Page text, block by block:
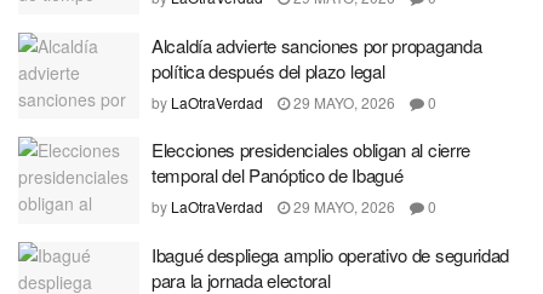
Alcaldía advierte sanciones por propaganda
política después del plazo legal
by LaOtraVerdad 29 MAYO, 2026 0
Elecciones presidenciales obligan al cierre
temporal del Panóptico de Ibagué
by LaOtraVerdad 29 MAYO, 2026 0
Ibagué despliega amplio operativo de seguridad
para la jornada electoral